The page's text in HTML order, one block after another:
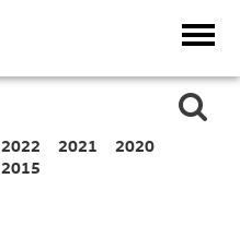
2022 2021
2020
2015